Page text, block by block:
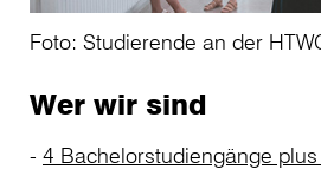
Foto: Studierende an der
Wer wir sind
4 Bachelorstudiengänge plus